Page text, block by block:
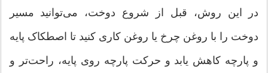
در این روش، قبل از شروع دوخت، می‌توانید مسیر
دوخت را با روغن چرخ یا روغن کاری کنید تا اصطکاک پایه
و پارچه کاهش یابد و حرکت پارچه روی پایه، راحت‌تر و